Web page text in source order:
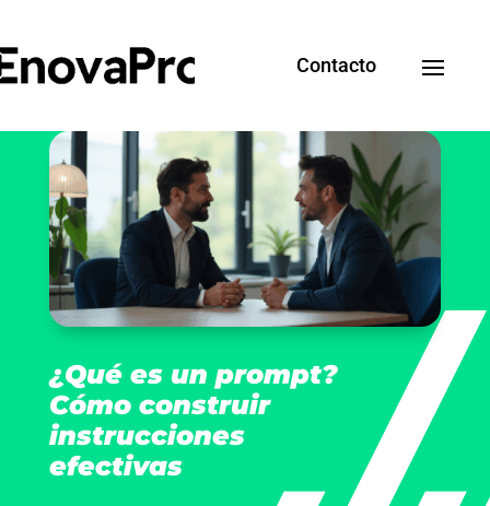
Contacto
¿Qué es un prompt?
Cómo construir
instrucciones
efectivas